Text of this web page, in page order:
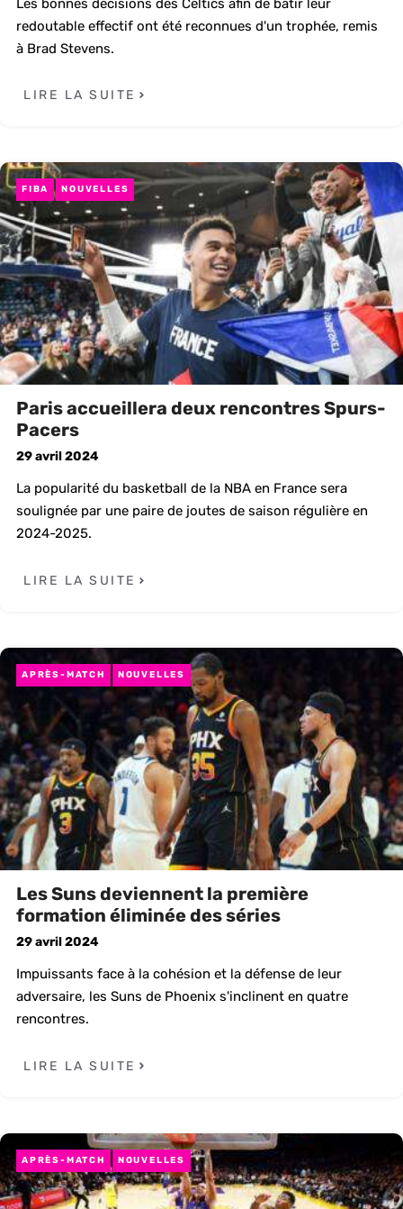
Les bonnes décisions des Celtics afin de bâtir leur
redoutable effectif ont été reconnues d'un trophée, remis
à Brad Stevens.
LIRE LA SUITE
FIBA NOUVELLES
Paris accueillera deux rencontres Spurs-
Pacers
29 avril 2024
La popularité du basketball de la NBA en France sera
soulignée par une paire de joutes de saison régulière en
2024-2025.
LIRE LA SUITE
APRÈS-MATCH NOUVELLES
Les Suns deviennent la première
formation éliminée des séries
29 avril 2024
Impuissants face à la cohésion et la défense de leur
adversaire, les Suns de Phoenix s'inclinent en quatre
rencontres.
LIRE LA SUITE
APRÈS-MATCH NOUVELLES